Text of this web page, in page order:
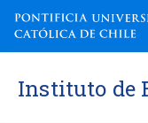
Instituto de